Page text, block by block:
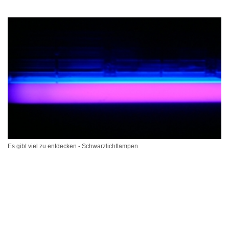
Es gibt viel zu entdecken - Schwarzlichtlampen